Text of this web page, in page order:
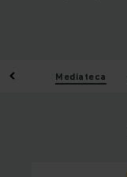
Mediateca